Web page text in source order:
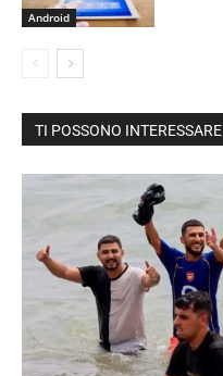
Android
TI POSSONO INTERESSARE